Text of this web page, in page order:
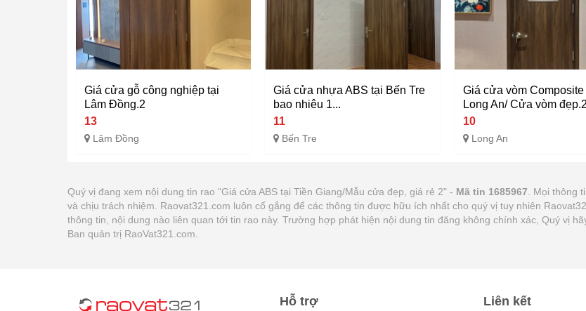
Giá cửa gỗ công nghiệp tại
Lâm Đồng.2
13
Lâm Đồng
Giá cửa nhựa ABS tại Bến Tre
bao nhiêu 1...
11
Bến Tre
Giá cửa vòm Composite
Long An/ Cửa vòm đẹp.2
10
Long An
Quý vị đang xem nội dung tin rao "Giá cửa ABS tại Tiền Giang/Mẫu cửa đẹp, giá rẻ 2" - Mã tin 1685967 . Mọi thông
và chịu trách nhiệm. Raovat321.com luôn cố gắng để các thông tin được hữu ích nhất cho quý vị tuy nhiên
thông tin, nội dung nào liên quan tới tin rao này. Trường hợp phát hiện nội dung tin đăng không chính xác, Quý vị
Ban quản trị RaoVat321.com.
Hỗ trợ Liên kết